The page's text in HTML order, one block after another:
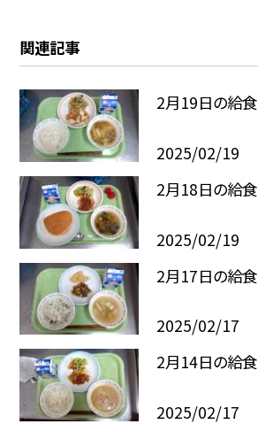
関連記事
2月19日の給食
2025/02/19
2月18日の給食
2025/02/19
2月17日の給食
2025/02/17
2月14日の給食
2025/02/17